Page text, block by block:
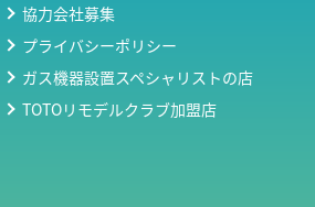
協力会社募集
プライバシーポリシー
ガス機器設置スペシャリストの店
TOTOリモデルクラブ加盟店